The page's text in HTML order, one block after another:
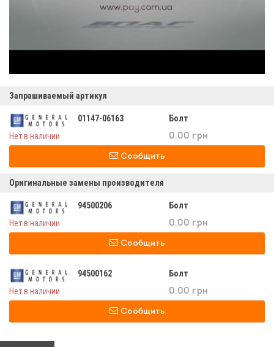
Запрашиваемый артикул
01147-06163
Болт
Нет в наличии
0.00 грн
Сообщить
Оригинальные замены производителя
94500206
Болт
Нет в наличии
0.00 грн
Сообщить
94500162
Болт
Нет в наличии
0.00 грн
Сообщить